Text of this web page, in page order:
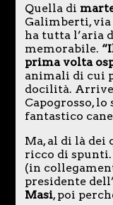
Quella di
Galimberti,
ha tutta l’aria
memorabile.
prima volta
animali di cui
docilità.
Capogrosso, lo
fantastico
Ma, al di là dei
ricco di
(in
presidente
Masi, poi